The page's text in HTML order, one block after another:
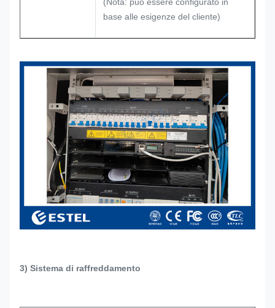
base alle esigenze del cliente)
3) Sistema di raffreddamento